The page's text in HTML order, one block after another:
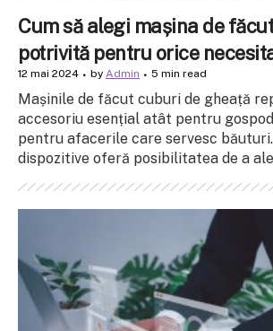
Cum să alegi mașina de
potrivită pentru orice
12 mai 2024 by Admin 5 min read
Mașinile de făcut cuburi de gheață
accesoriu esențial atât pentru
pentru afacerile care servesc
dispozitive oferă posibilitatea de a